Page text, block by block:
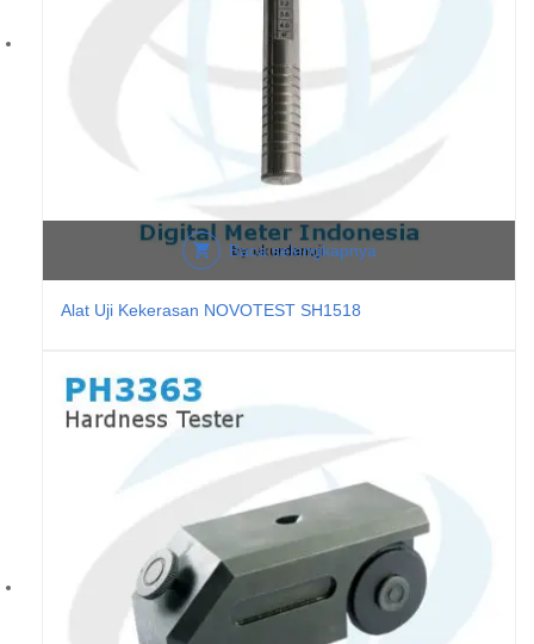
Baca selengkapnya
Alat Uji Kekerasan NOVOTEST SH1518